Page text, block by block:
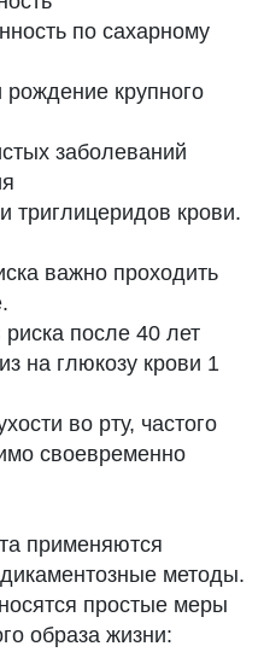
по сахарному
рождение крупного
заболеваний
триглицеридов крови.
важно проходить
после 40 лет
на глюкозу крови 1
во рту, частого
своевременно
применяются
методы.
простые меры
образа жизни: